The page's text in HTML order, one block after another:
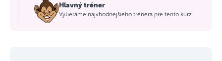
Hlavný tréner
Vyberáme najvhodnejšieho trénera pre tento kurz